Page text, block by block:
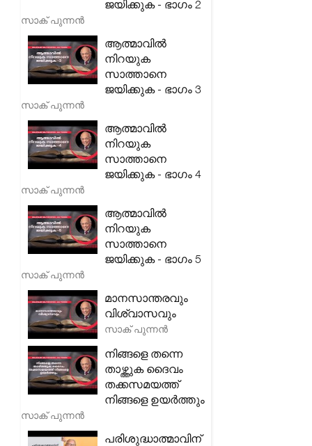
ജയിക്കുക - ഭാഗം 2
സാക് പുന്നൻ
ആത്മാവിൽ
നിറയുക
സാത്താനെ
ജയിക്കുക - ഭാഗം 3
സാക് പുന്നൻ
ആത്മാവിൽ
നിറയുക
സാത്താനെ
ജയിക്കുക - ഭാഗം 4
സാക് പുന്നൻ
ആത്മാവിൽ
നിറയുക
സാത്താനെ
ജയിക്കുക - ഭാഗം 5
സാക് പുന്നൻ
മാനസാന്തരവും
വിശ്വാസവും
സാക് പുന്നൻ
നിങ്ങളെ തന്നെ
താഴ്ത്തുക ദൈവം
തക്കസമയത്ത്
നിങ്ങളെ ഉയർത്തും
സാക് പുന്നൻ
പരിശുദ്ധാത്മാവിന്